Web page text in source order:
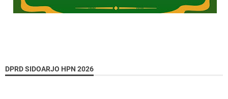
DPRD SIDOARJO HPN 2026